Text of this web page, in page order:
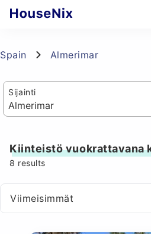
Spain Almerimar
Sijainti
Kiinteistö vuokrattavana
8 results
Viimeisimmät